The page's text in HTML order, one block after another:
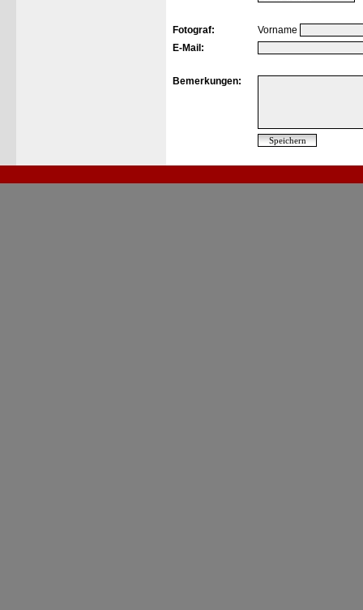
Fotograf:
Vorname
E-Mail:
Bemerkungen: